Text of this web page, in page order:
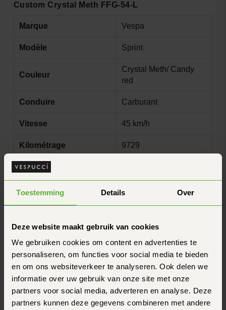
Toestemming Details Over
Deze website maakt gebruik van cookies
We gebruiken cookies om content en advertenties te
personaliseren, om functies voor social media te bieden
en om ons websiteverkeer te analyseren. Ook delen we
informatie over uw gebruik van onze site met onze
partners voor social media, adverteren en analyse. Deze
partners kunnen deze gegevens combineren met andere
Questions fréquentes
Tu as une autre question ? N'hésite pas à nous
contacter.
Comment de marche, de garantie du prix de ?
Combien de temps faut-il pour recevoir ma
commande ?
Custom Crystal Meth FFG-54-L
Marque Vespa
Modèle Sprint
Couleur
Crystal Meth/ Candy
red
Conduire Carburant
Vitesse 45 km/h
Kilométrage 9729
Nombre de